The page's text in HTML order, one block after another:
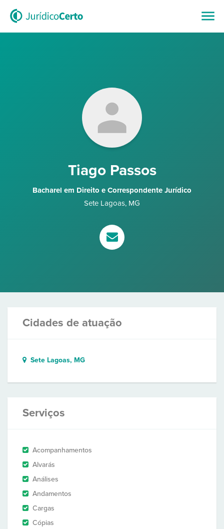
Tiago Passos
Bacharel em Direito e Correspondente Jurídico
Sete Lagoas, MG
Cidades de atuação
Sete Lagoas, MG
Serviços
Acompanhamentos
Alvarás
Análises
Andamentos
Cargas
Cópias